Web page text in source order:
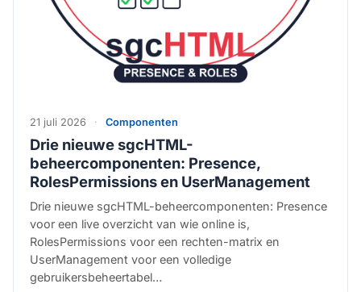
21 juli 2026 · Componenten
Drie nieuwe sgcHTML-
beheercomponenten: Presence,
RolesPermissions en UserManagement
Drie nieuwe sgcHTML-beheercomponenten: Presence
voor een live overzicht van wie online is,
RolesPermissions voor een rechten-matrix en
UserManagement voor een volledige
gebruikersbeheertabel…